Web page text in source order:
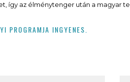
így az élménytenger után a magyar
PROGRAMJA INGYENES.